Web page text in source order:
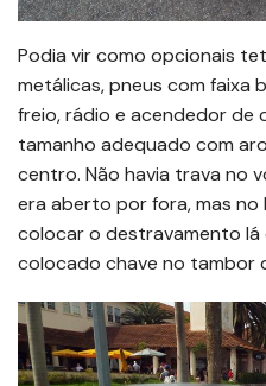
Podia vir como opcionais
metálicas, pneus com faixa
freio, rádio e acendedor de
tamanho adequado com
centro. Não havia trava no
era aberto por fora, mas no
colocar o destravamento lá
colocado chave no tambor